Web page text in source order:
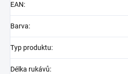
EAN:
Barva:
Typ produktu:
Délka rukávů: